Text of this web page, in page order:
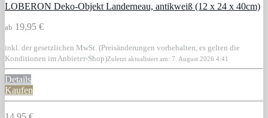
LOBERON Deko-Objekt Landerneau, antikweiß (12 x 24 x 40cm)
ab 19,95 €
inkl. der gesetzlichen MwSt. (Preisänderungen vorbehalten, es gelten die
Konditionen im Anbieter-Shop)Zuletzt aktualisiert am: 7. August 2026 4:41
Details
Kaufen